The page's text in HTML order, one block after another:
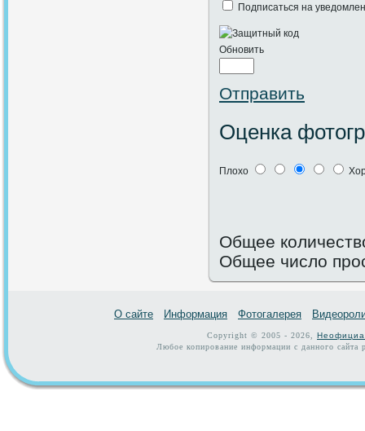
Подписаться на
Обновить
Отправить
Оценка
Плохо
Общее
Общее число
О сайте Информация Фотогалерея
Copyright © 2005 - 2026,
Любое копирование информации с данного сайта